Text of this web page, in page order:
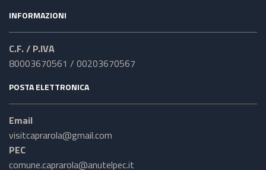
INFORMAZIONI
C.F. / P.IVA
80003670561 / 00203670567
POSTA ELETTRONICA
Email
visitcaprarola@gmail.com
PEC
comune.caprarola@anutelpec.it